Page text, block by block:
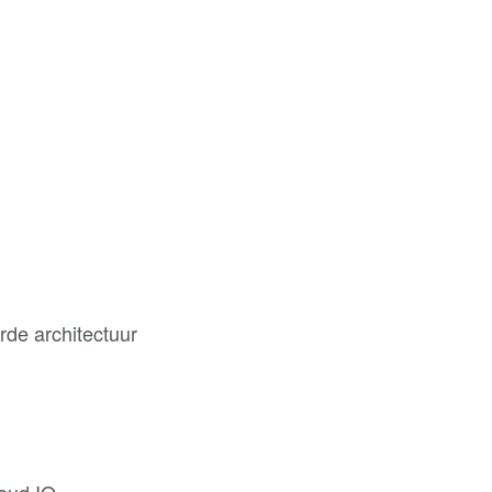
architectuur